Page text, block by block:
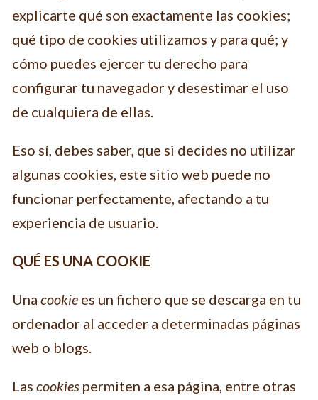
explicarte qué son exactamente las cookies;
qué tipo de cookies utilizamos y para qué; y
cómo puedes ejercer tu derecho para
configurar tu navegador y desestimar el uso
de cualquiera de ellas.
Eso sí, debes saber, que si decides no utilizar
algunas cookies, este sitio web puede no
funcionar perfectamente, afectando a tu
experiencia de usuario.
QUÉ ES UNA COOKIE
Una cookie es un fichero que se descarga en tu
ordenador al acceder a determinadas páginas
web o blogs.
Las cookies permiten a esa página, entre otras